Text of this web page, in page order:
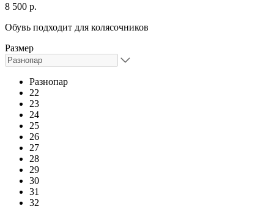
8 500 р.
Обувь подходит для колясочников
Размер
Разнопар
22
23
24
25
26
27
28
29
30
31
32